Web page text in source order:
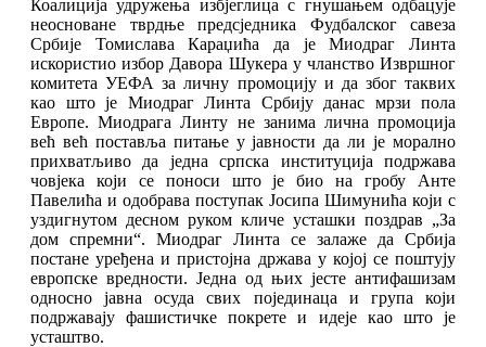
Коалиција удружења избјеглица с гнушањем одбацује
неосноване тврдње предсједника Фудбалског савеза
Србије Томислава Караџића да је Миодраг Линта
искористио избор Давора Шукера у чланство Извршног
комитета УЕФА за личну промоцију и да због таквих
као што је Миодраг Линта Србију данас мрзи пола
Европе. Миодрага Линту не занима лична промоција
већ већ поставља питање у јавности да ли је морално
прихватљиво да једна српска институција подржава
човјека који се поноси што је био на гробу Анте
Павелића и одобрава поступак Јосипа Шимунића који с
уздигнутом десном руком кличе усташки поздрав „За
дом спремни“. Миодраг Линта се залаже да Србија
постане уређена и пристојна држава у којој се поштују
европске вредности. Једна од њих јесте антифашизам
односно јавна осуда свих појединаца и група који
подржавају фашистичке покрете и идеје као што је
усташтво.